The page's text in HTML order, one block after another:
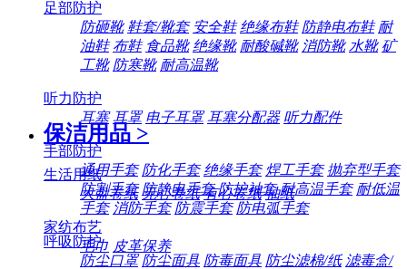
足部防护
防砸靴 鞋套/靴套 安全鞋 绝缘布鞋 防静电布鞋 耐
油鞋 布鞋 食品靴 绝缘靴 耐酸碱靴 消防靴 水靴 矿
工靴 防寒靴 耐高温靴
听力防护
耳塞 耳罩 电子耳罩 耳塞分配器 听力配件
手部防护
通用手套 防化手套 绝缘手套 焊工手套 抛弃型手套
防割手套 防静电手套 防护袖套 耐高温手套 耐低温
手套 消防手套 防震手套 防电弧手套
呼吸防护
防尘口罩 防尘面具 防毒面具 防尘滤棉/纸 滤毒盒/
保洁用品 >
生活用纸
大盘卷纸 无心卷纸 有心卷纸 抽纸
家纺布艺
毛巾 皮革保养